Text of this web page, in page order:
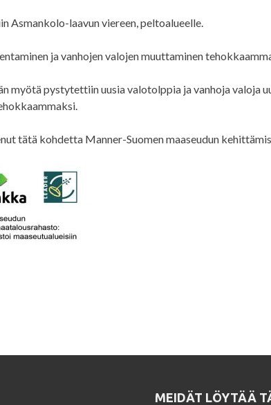
Asmankolo-laavun viereen, peltoalueelle.
ja vanhojen valojen muuttaminen
myötä pystytettiin uusia valotolppia ja vanhoja valoja
tätä kohdetta Manner-Suomen maaseudun
MEIDÄT LÖYTÄÄ